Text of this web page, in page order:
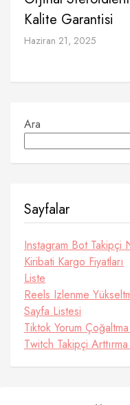
Kalite Garantisi
Haziran 21, 2025
Ara
Sayfalar
Instagram Bot Takipçi
Kiribati Kargo Fiyatları
Liste
Reels Izlenme
Sayfa Listesi
Tiktok Yorum
Twitch Takipçi